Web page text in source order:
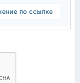
по ссылке